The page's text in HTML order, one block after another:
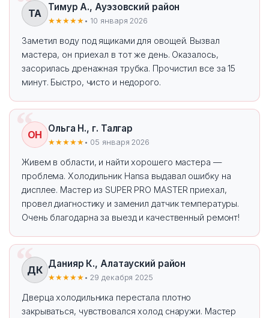
ТА
Тимур А., Ауэзовский район
★★★★★ • 10 января 2026
Заметил воду под ящиками для овощей. Вызвал
мастера, он приехал в тот же день. Оказалось,
засорилась дренажная трубка. Прочистил все за 15
минут. Быстро, чисто и недорого.
ОН
Ольга Н., г. Талгар
★★★★★ • 05 января 2026
Живем в области, и найти хорошего мастера —
проблема. Холодильник Hansa выдавал ошибку на
дисплее. Мастер из SUPER PRO MASTER приехал,
провел диагностику и заменил датчик температуры.
Очень благодарна за выезд и качественный ремонт!
ДК
Данияр К., Алатауский район
★★★★★ • 29 декабря 2025
Дверца холодильника перестала плотно
закрываться, чувствовался холод снаружи. Мастер